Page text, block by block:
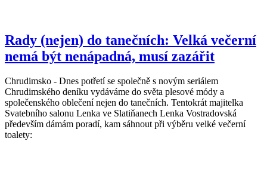
Rady (nejen) do tanečních: Velká večerní
nemá být nenápadná, musí zazářit
Chrudimsko - Dnes potřetí se společně s novým seriálem
Chrudimského deníku vydáváme do světa plesové módy a
společenského oblečení nejen do tanečních. Tentokrát majitelka
Svatebního salonu Lenka ve Slatiňanech Lenka Vostradovská
především dámám poradí, kam sáhnout při výběru velké večerní
toalety: